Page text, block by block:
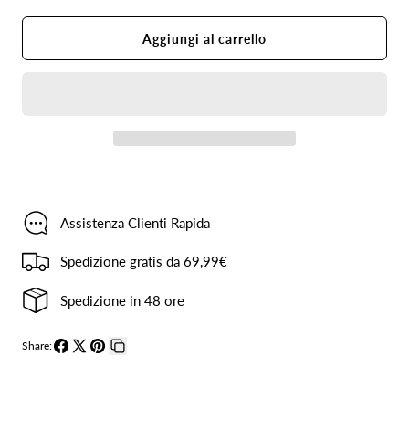
la
per
la
quantità
per
corto
Aggiungi al carrello
Assistenza Clienti Rapida
Spedizione gratis da 69,99€
Spedizione in 48 ore
Share: